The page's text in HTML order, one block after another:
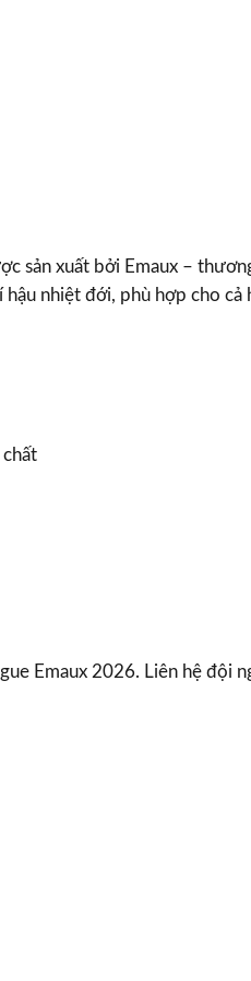
sản xuất bởi Emaux –
nhiệt đới, phù hợp cho
Emaux 2026. Liên hệ